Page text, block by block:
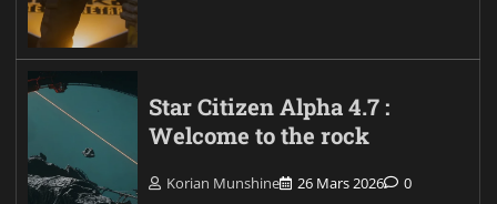
Star Citizen Alpha 4.7 :
Welcome to the rock
Korian Munshine 26 Mars 2026 0